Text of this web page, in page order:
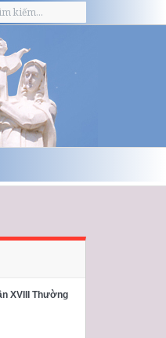
XVIII Thường